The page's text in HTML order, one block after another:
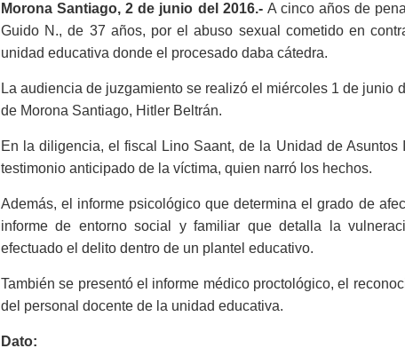
Morona Santiago, 2 de junio del 2016.- A cinco años de
Guido N., de 37 años, por el abuso sexual cometido en
unidad educativa donde el procesado daba cátedra.
La audiencia de juzgamiento se realizó el miércoles 1 de junio
de Morona Santiago, Hitler Beltrán.
En la diligencia, el fiscal Lino Saant, de la Unidad de Asuntos
testimonio anticipado de la víctima, quien narró los hechos.
Además, el informe psicológico que determina el grado de
informe de entorno social y familiar que detalla la
efectuado el delito dentro de un plantel educativo.
También se presentó el informe médico proctológico, el
del personal docente de la unidad educativa.
Dato: